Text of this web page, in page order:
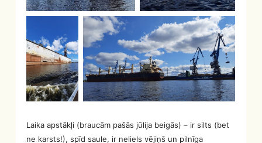
Laika apstākļi (braucām pašās jūlija beigās) – ir silts (bet
ne karsts!), spīd saule, ir neliels vējiņš un pilnīga